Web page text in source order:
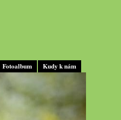
Fotoalbum Kudy k nám